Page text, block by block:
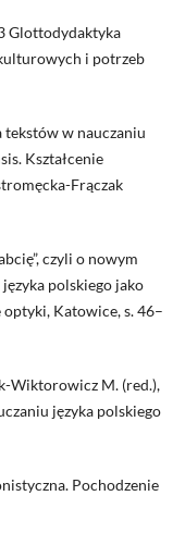
Glottodydaktyka
i potrzeb
w nauczaniu
Kształcenie
Frączak
czyli o nowym
polskiego jako
optyki, Katowice, s. 46–
Wiktorowicz M. (red.),
języka polskiego
Pochodzenie